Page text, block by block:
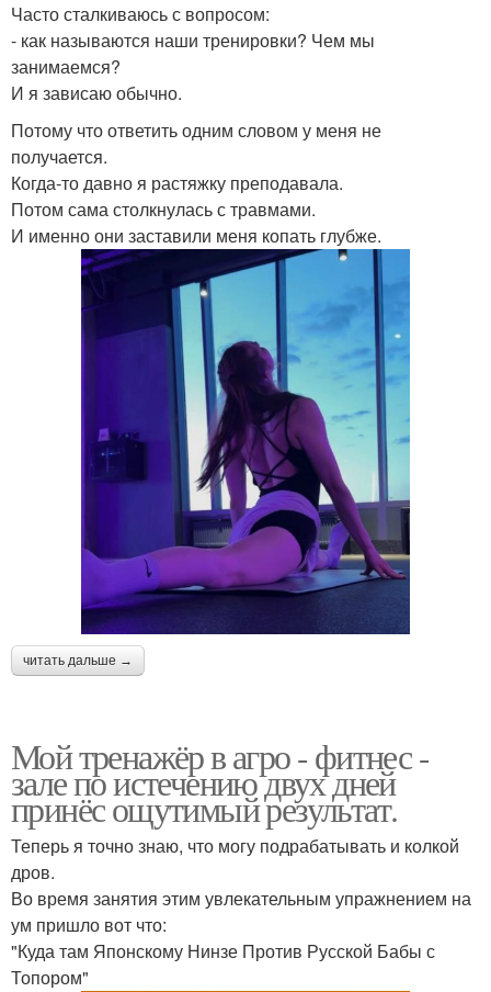
Часто сталкиваюсь с вопросом:
- как называются наши тренировки? Чем мы
занимаемся?
И я зависаю обычно.
Потому что ответить одним словом у меня не
получается.
Когда-то давно я растяжку преподавала.
Потом сама столкнулась с травмами.
И именно они заставили меня копать глубже.
читать дальше →
Мой тренажёр в агро - фитнес -
зале по истечению двух дней
принёс ощутимый результат.
Теперь я точно знаю, что могу подрабатывать и колкой
дров.
Во время занятия этим увлекательным упражнением на
ум пришло вот что:
"Куда там Японскому Нинзе Против Русской Бабы с
Топором"